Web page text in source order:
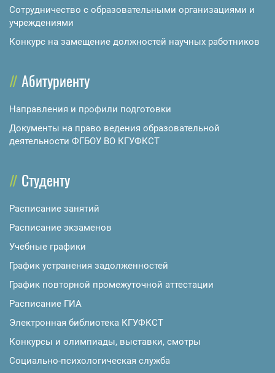
Сотрудничество с образовательными организациями и
учреждениями
Конкурс на замещение должностей научных работников
Абитуриенту
Направления и профили подготовки
Документы на право ведения образовательной
деятельности ФГБОУ ВО КГУФКСТ
Студенту
Расписание занятий
Расписание экзаменов
Учебные графики
График устранения задолженностей
График повторной промежуточной аттестации
Расписание ГИА
Электронная библиотека КГУФКСТ
Конкурсы и олимпиады, выставки, смотры
Социально-психологическая служба